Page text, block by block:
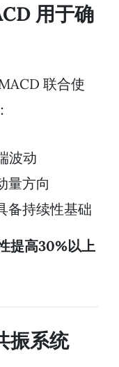
用于确
联合使
波动
量方向
备持续性基础
提高30%以上
振系统